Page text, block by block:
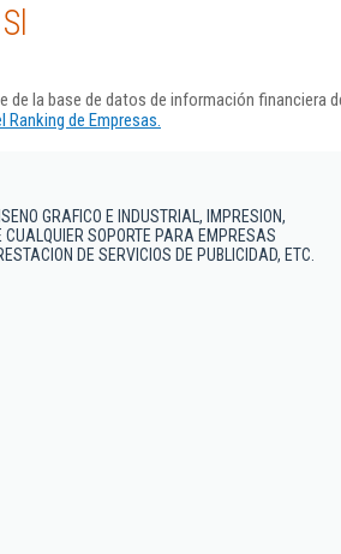
de la base de datos de información financiera
de Empresas.
GRAFICO E INDUSTRIAL, IMPRESION,
CUALQUIER SOPORTE PARA EMPRESAS
DE SERVICIOS DE PUBLICIDAD, ETC.